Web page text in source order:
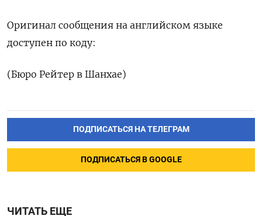
Оригинал сообщения на английском языке
доступен по коду:
(Бюро Рейтер в Шанхае)
ПОДПИСАТЬСЯ НА ТЕЛЕГРАМ
ПОДПИСАТЬСЯ В GOOGLE
ЧИТАТЬ ЕЩЕ